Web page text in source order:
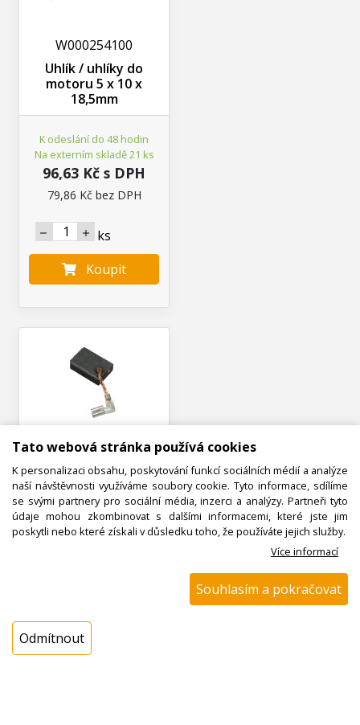
Tato webová stránka používá cookies
K personalizaci obsahu, poskytování funkcí sociálních médií a analýze
naší návštěvnosti využíváme soubory cookie. Tyto informace, sdílíme
se svými partnery pro sociální média, inzerci a analýzy. Partneři tyto
údaje mohou zkombinovat s dalšími informacemi, které jste jim
poskytli nebo které získali v důsledku toho, že používáte jejich služby.
Více informací
Souhlasím a pokračovat
Odmítnout
W000254100
Uhlík / uhlíky do
motoru 5 x 10 x
18,5mm
K odeslání do 48 hodin
Na externím skladě 21 ks
96,63 Kč s DPH
79,86 Kč bez DPH
ks
Koupit
W000120300
motoru 5 x 11 x 15,7
mm
K odeslání do 48 hodin